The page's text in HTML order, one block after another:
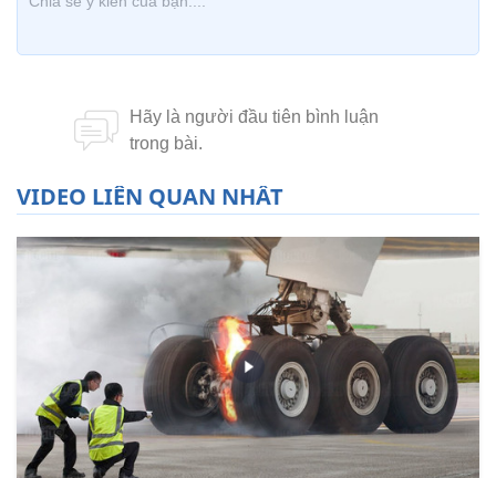
VIDEO LIÊN QUAN NHẤT